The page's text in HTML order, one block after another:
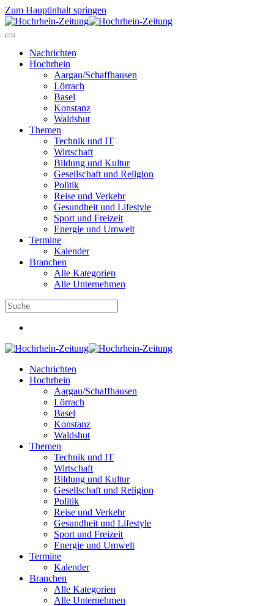
Zum Hauptinhalt springen
Nachrichten
Hochrhein
Aargau/Schaffhausen
Lörrach
Basel
Konstanz
Waldshut
Themen
Technik und IT
Wirtschaft
Bildung und Kultur
Gesellschaft und Religion
Politik
Reise und Verkehr
Gesundheit und Lifestyle
Sport und Freizeit
Energie und Umwelt
Termine
Kalender
Branchen
Alle Kategorien
Alle Unternehmen
Nachrichten
Hochrhein
Aargau/Schaffhausen
Lörrach
Basel
Konstanz
Waldshut
Themen
Technik und IT
Wirtschaft
Bildung und Kultur
Gesellschaft und Religion
Politik
Reise und Verkehr
Gesundheit und Lifestyle
Sport und Freizeit
Energie und Umwelt
Termine
Kalender
Branchen
Alle Kategorien
Alle Unternehmen